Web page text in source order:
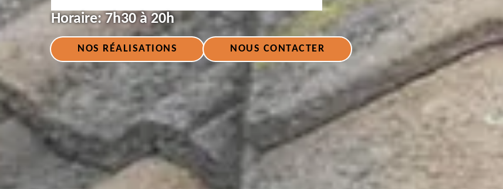
Horaire:7h30 à 20h
NOS RÉALISATIONS NOUS CONTACTER